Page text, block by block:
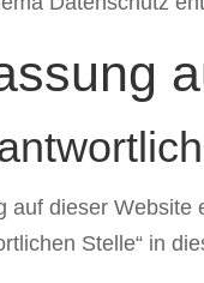
auf dieser
Stelle“ in